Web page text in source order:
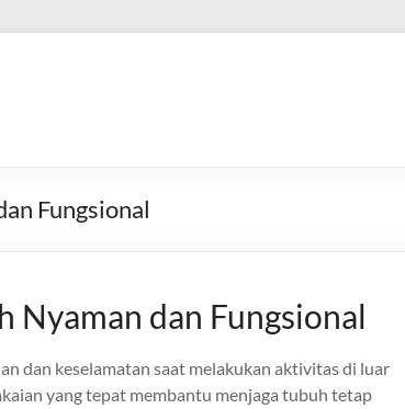
Fungsional
dan Fungsional
dan keselamatan saat melakukan aktivitas di luar
yang tepat membantu menjaga tubuh tetap